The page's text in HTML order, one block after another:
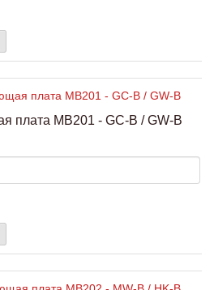
плата MB201 - GC-B / GW-B